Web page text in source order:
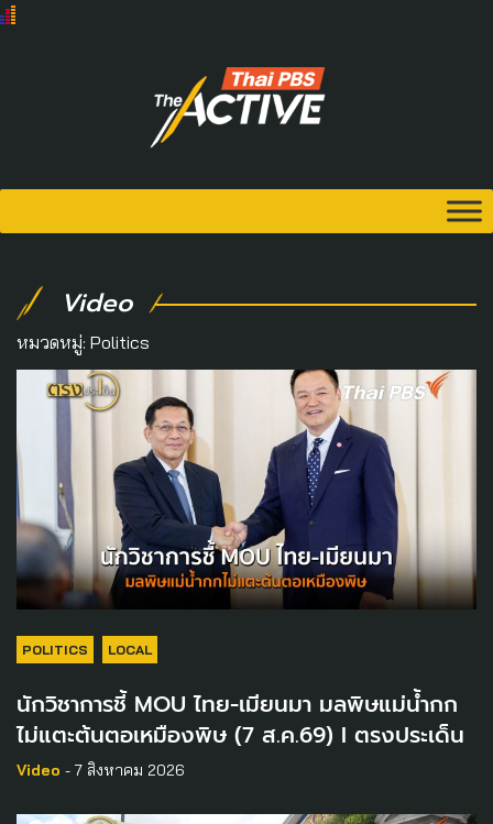
Video
หมวดหมู่: Politics
POLITICS LOCAL
นักวิชาการชี้ MOU ไทย-เมียนมา มลพิษแม่น้ำกก
ไม่แตะต้นตอเหมืองพิษ (7 ส.ค.69) I ตรงประเด็น
Video - 7 สิงหาคม 2026